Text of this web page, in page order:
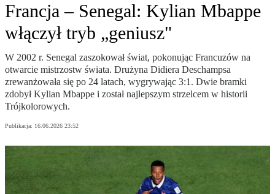
Francja – Senegal: Kylian Mbappe
włączył tryb „geniusz"
W 2002 r. Senegal zaszokował świat, pokonując Francuzów na
otwarcie mistrzostw świata. Drużyna Didiera Deschampsa
zrewanżowała się po 24 latach, wygrywając 3:1. Dwie bramki
zdobył Kylian Mbappe i został najlepszym strzelcem w historii
Trójkolorowych.
Publikacja: 16.06.2026 23:52